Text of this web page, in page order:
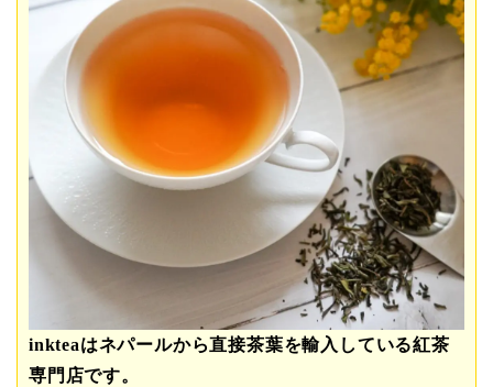
inkteaはネパールから直接茶葉を輸入している紅茶
専門店です。